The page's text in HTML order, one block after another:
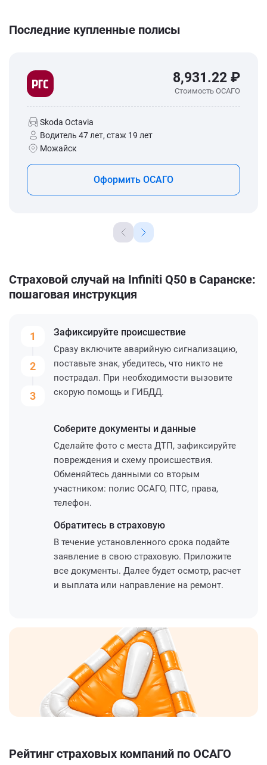
Последние купленные полисы
8,931.22 ₽
Стоимость ОСАГО
Skoda Octavia
Водитель 47 лет, стаж 19 лет
Можайск
Оформить ОСАГО
Страховой случай на Infiniti Q50 в Саранске:
пошаговая инструкция
1
2
3
Зафиксируйте происшествие
Сразу включите аварийную сигнализацию,
поставьте знак, убедитесь, что никто не
пострадал. При необходимости вызовите
скорую помощь и ГИБДД.
Соберите документы и данные
Сделайте фото с места ДТП, зафиксируйте
повреждения и схему происшествия.
Обменяйтесь данными со вторым
участником: полис ОСАГО, ПТС, права,
телефон.
Обратитесь в страховую
В течение установленного срока подайте
заявление в свою страховую. Приложите
все документы. Далее будет осмотр, расчет
и выплата или направление на ремонт.
Рейтинг страховых компаний по ОСАГО